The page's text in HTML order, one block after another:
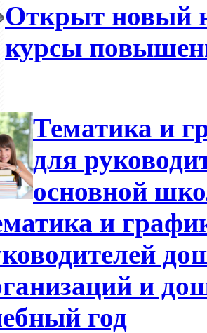
Открыт новый
курсы
Тематика и
для
основной
и
и
год